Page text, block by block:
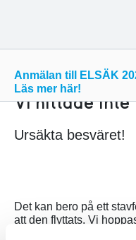
Anmälan till ELSÄK
Läs mer här!
Vi hittade inte
Ursäkta besväret!
Det kan bero på ett
att den flyttats. Vi
eller prova att söka